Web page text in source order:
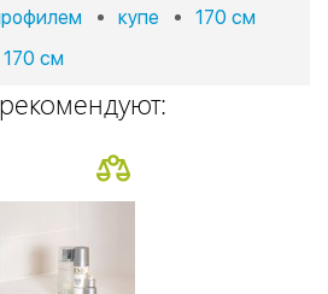
купе
170 см
170 см